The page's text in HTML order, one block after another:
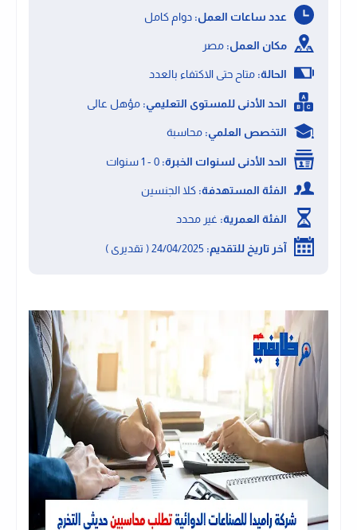
عدد ساعات العمل: دوام كامل
مكان العمل: مصر
الحالة: متاح حتى الاكتفاء بالعدد
الحد الأدنى للمستوى التعليمي: مؤهل عالى
التخصص العلمي: محاسبة
الحد الأدنى لسنوات الخبرة:
الفئة المستهدفة: كلا الجنسين
الفئة العمرية: غير محدد
آخر تاريخ للتقديم: